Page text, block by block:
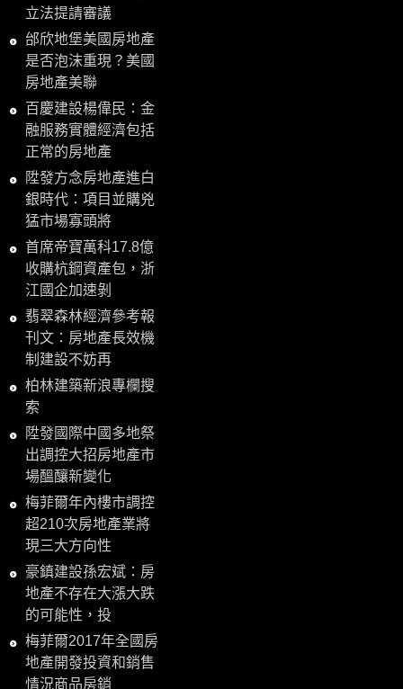
立法提請審議
邰欣地堡美國房地產
是否泡沫重現？美國
房地產美聯
百慶建設楊偉民：金
融服務實體經濟包括
正常的房地產
陞發方念房地產進白
銀時代：項目並購兇
猛市場寡頭將
首席帝寶萬科17.8億
收購杭鋼資產包，浙
江國企加速剝
翡翠森林經濟參考報
刊文：房地產長效機
制建設不妨再
柏林建築新浪專欄搜
索
陞發國際中國多地祭
出調控大招房地產市
場醞釀新變化
梅菲爾年內樓市調控
超210次房地產業將
現三大方向性
豪鎮建設孫宏斌：房
地產不存在大漲大跌
的可能性，投
梅菲爾2017年全國房
地產開發投資和銷售
情況商品房銷